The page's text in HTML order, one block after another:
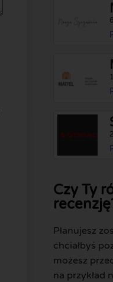
Czy Ty
Planujesz
chciałbyś
możesz
na przykład